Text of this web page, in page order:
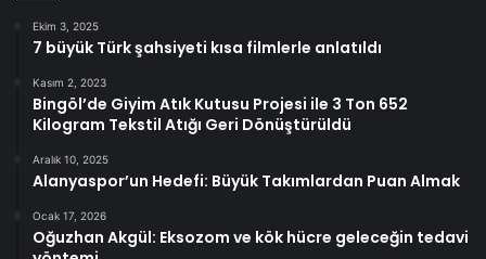
Ekim 3, 2025
7 büyük Türk şahsiyeti kısa filmlerle anlatıldı
Kasım 2, 2023
Bingöl’de Giyim Atık Kutusu Projesi ile 3 Ton 652
Kilogram Tekstil Atığı Geri Dönüştürüldü
Aralık 10, 2025
Alanyaspor’un Hedefi: Büyük Takımlardan Puan Almak
Ocak 17, 2026
Oğuzhan Akgül: Eksozom ve kök hücre geleceğin tedavi